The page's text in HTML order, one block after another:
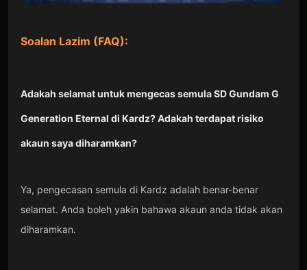
Soalan Lazim (FAQ):
Adakah selamat untuk mengecas semula SD Gundam G
Generation Eternal di Kardz? Adakah terdapat risiko
akaun saya diharamkan?
Ya, pengecasan semula di Kardz adalah benar-benar
selamat. Anda boleh yakin bahawa akaun anda tidak akan
diharamkan.